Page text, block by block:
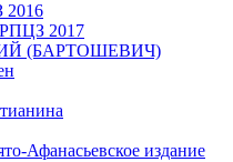
2016
2017
(БАРТОШЕВИЧ)
издание